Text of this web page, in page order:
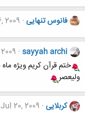
فانوس تنهایی 2009
sayyah archi
ختم قرآن کریم ویژه
ولیعصر
کربلایی Jul 20, 2009